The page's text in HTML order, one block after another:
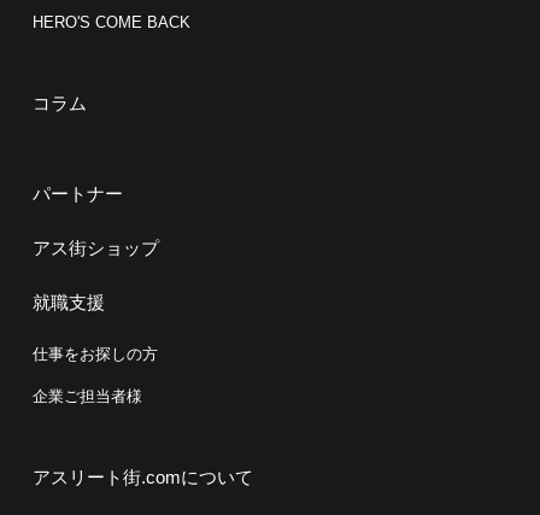
HERO'S COME BACK
コラム
パートナー
アス街ショップ
就職支援
仕事をお探しの方
企業ご担当者様
アスリート街.comについて